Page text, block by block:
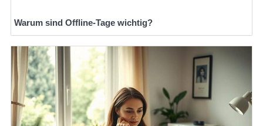
Warum sind Offline-Tage wichtig?